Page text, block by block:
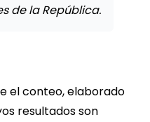
de la República.
el conteo, elaborado
resultados son